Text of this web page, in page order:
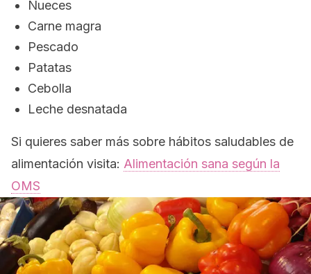
Nueces
Carne magra
Pescado
Patatas
Cebolla
Leche desnatada
Si quieres saber más sobre hábitos saludables de
alimentación visita: Alimentación sana según la
OMS